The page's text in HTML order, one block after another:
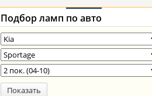
Подбор ламп по авто
Показать